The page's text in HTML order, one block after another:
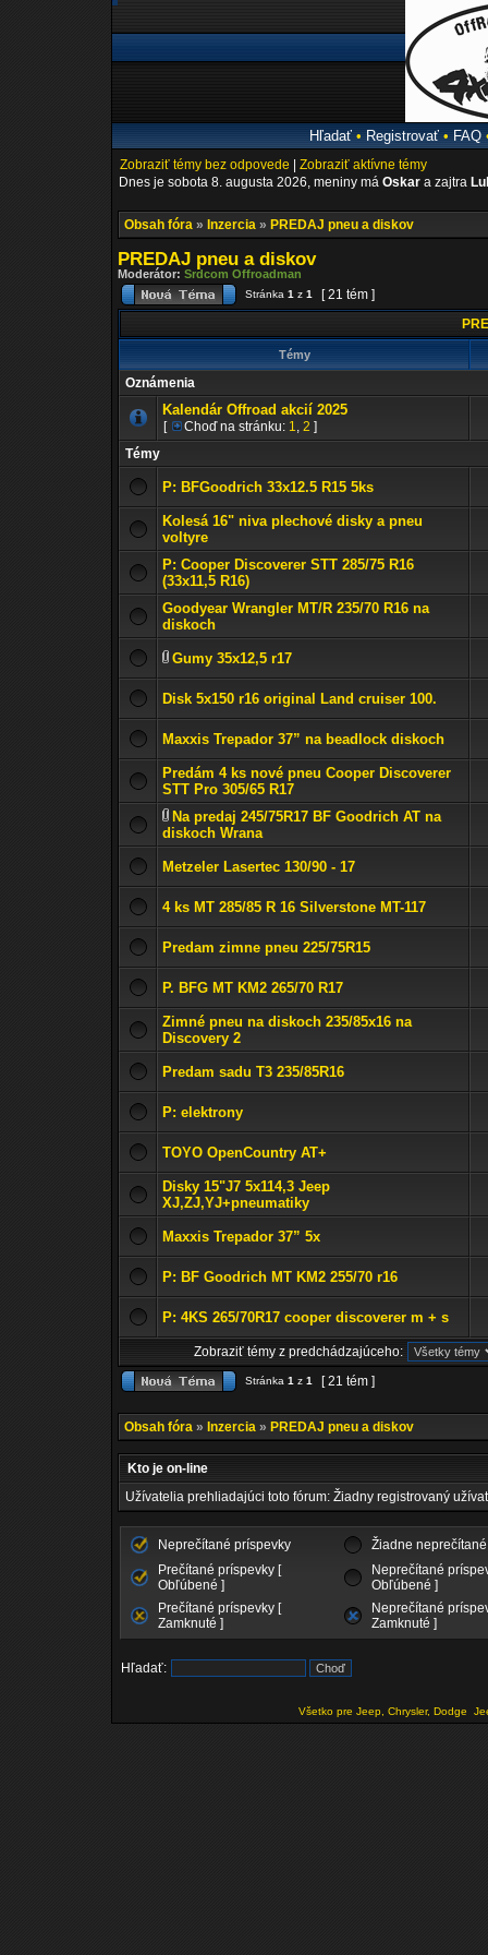
Hľadať• Registrovať• FAQ
Zobraziť témy bez odpovede
Zobraziť aktívne témy
Dnes je sobota 8. augusta 2026, meniny má Oskar a zajtra
Obsah fóra » Inzercia » PREDAJ pneu a diskov
PREDAJ pneu a diskov
Moderátor: Srdcom Offroadman
Stránka 1 z 1
[ 21 tém ]
Témy
Oznámenia
Kalendár Offroad akcií 2025
[ Choď na stránku: 1, 2 ]
Témy
P: BFGoodrich 33x12.5 R15 5ks
Kolesá 16" niva plechové disky a pneu
voltyre
P: Cooper Discoverer STT 285/75 R16
(33x11,5 R16)
Goodyear Wrangler MT/R 235/70 R16 na
diskoch
Gumy 35x12,5 r17
Disk 5x150 r16 original Land cruiser 100.
Maxxis Trepador 37” na beadlock diskoch
Predám 4 ks nové pneu Cooper Discoverer
STT Pro 305/65 R17
Na predaj 245/75R17 BF Goodrich AT na
diskoch Wrana
Metzeler Lasertec 130/90 - 17
4 ks MT 285/85 R 16 Silverstone MT-117
Predam zimne pneu 225/75R15
P. BFG MT KM2 265/70 R17
Zimné pneu na diskoch 235/85x16 na
Discovery 2
Predam sadu T3 235/85R16
P: elektrony
TOYO OpenCountry AT+
Disky 15"J7 5x114,3 Jeep
XJ,ZJ,YJ+pneumatiky
Maxxis Trepador 37” 5x
P: BF Goodrich MT KM2 255/70 r16
P: 4KS 265/70R17 cooper discoverer m + s
Zobraziť témy z predchádzajúceho:
Stránka 1 z 1 [ 21 tém ]
Obsah fóra » Inzercia » PREDAJ pneu a diskov
Kto je on-line
Užívatelia prehliadajúci toto fórum: Žiadny registrovaný
Neprečítané príspevky
Žiadne
Prečítané príspevky [
Obľúbené ]
Neprečítané
Obľúbené ]
Prečítané príspevky [
Zamknuté ]
Neprečítané
Zamknuté ]
Hľadať:
Všetko pre Jeep, Chrysler, Dodge